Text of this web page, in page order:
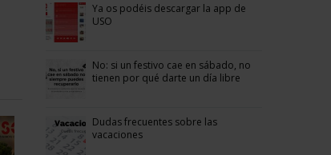
Ya os podéis descargar la app de
USO
No: si un festivo cae en sábado, no
tienen por qué darte un día libre
Dudas frecuentes sobre las
vacaciones